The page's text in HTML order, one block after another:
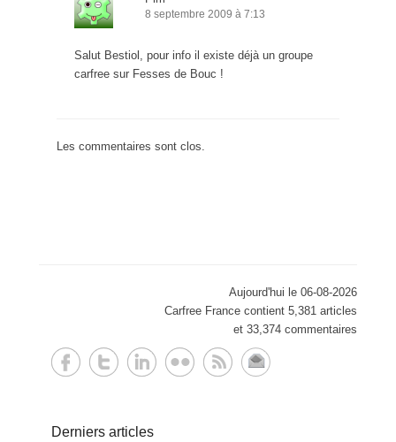
8 septembre 2009 à 7:13
Salut Bestiol, pour info il existe déjà un groupe
carfree sur Fesses de Bouc !
Les commentaires sont clos.
Aujourd'hui le 06-08-2026
Carfree France contient 5,381 articles
et 33,374 commentaires
Derniers articles